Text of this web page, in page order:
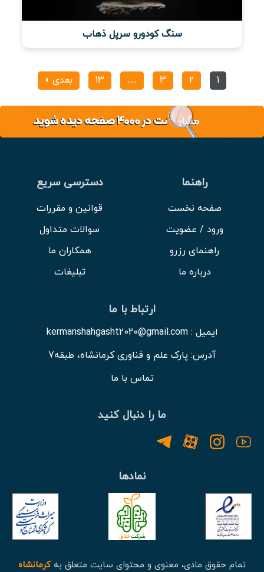
سنگ کودورو سرپل ذهاب
1
2
3
…
13 بعدی »
راهنما
صفحه نخست
ورود / عضویت
راهنمای رزرو
درباره ما
دسترسی سریع
قوانین و مقررات
سوالات متداول
همکاران ما
تبلیغات
ارتباط با ما
ایمیل : kermanshahgasht2020@gmail.com
آدرس: پارک علم و فناوری کرمانشاه، طبقه7
تماس با ما
ما را دنبال کنید
نمادها
تمام حقوق مادی، معنوی و محتوای سایت متعلق بهکرمانشاه